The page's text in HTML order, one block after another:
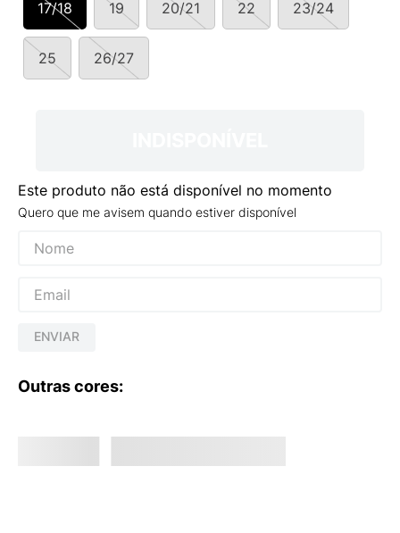
17/18 19 20/21 22 23/24
25 26/27
Este produto não está disponível no momento
Quero que me avisem quando estiver disponível
ENVIAR
Outras cores:
º
NEW 530
10º VANS TÊNIS VANS ULTRARANGE